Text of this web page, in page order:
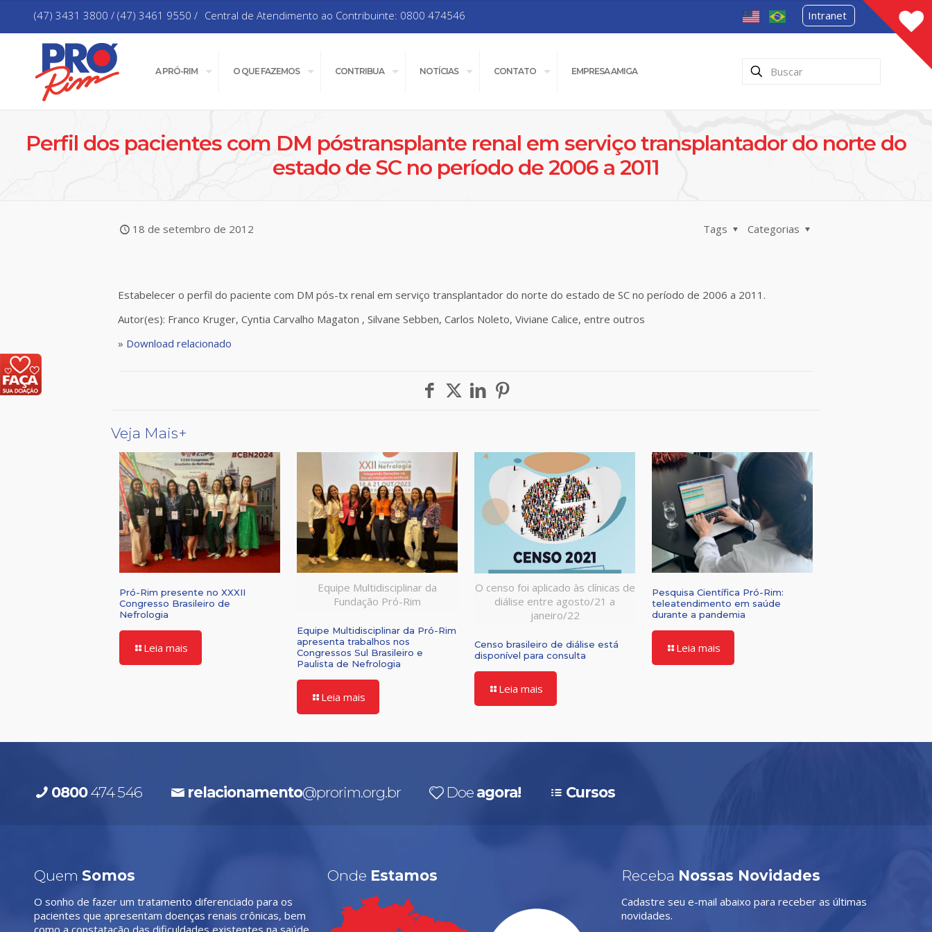
(47) 3431 3800 / (47) 3461 9550 / Central de Atendimento ao Contribuinte: 0800 474546 Intranet
A PRÓ-RIM O QUE FAZEMOS CONTRIBUA NOTÍCIAS CONTATO EMPRESA AMIGA
Perfil dos pacientes com DM póstransplante renal em serviço transplantador do norte do
estado de SC no período de 2006 a 2011
18 de setembro de 2012 Categorias
Tags
Estabelecer o perfil do paciente com DM pós-tx renal em serviço transplantador do norte do estado de SC no período de 2006 a 2011.
Autor(es): Franco Kruger, Cyntia Carvalho Magaton , Silvane Sebben, Carlos Noleto, Viviane Calice, entre outros
» Download relacionado
Veja Mais+
Pró-Rim presente no XXXII
Congresso Brasileiro de
Nefrologia
Leia mais
Equipe Multidisciplinar da
Fundação Pró-Rim
Equipe Multidisciplinar da Pró-Rim
apresenta trabalhos nos
Congressos Sul Brasileiro e
Paulista de Nefrologia
Leia mais
O censo foi aplicado às clínicas de
diálise entre agosto/21 a
janeiro/22
Censo brasileiro de diálise está
disponível para consulta
Leia mais
Pesquisa Científica Pró-Rim:
teleatendimento em saúde
durante a pandemia
Leia mais
0800474 546 relacionamento@prorim.org.br Doe agora! Cursos
Quem Somos
O sonho de fazer um tratamento diferenciado para os
pacientes que apresentam doenças renais crônicas, bem
como a constatação das dificuldades existentes na saúde
Onde Estamos Receba Nossas Novidades
Cadastre seu e-mail abaixo para receber as últimas
novidades.